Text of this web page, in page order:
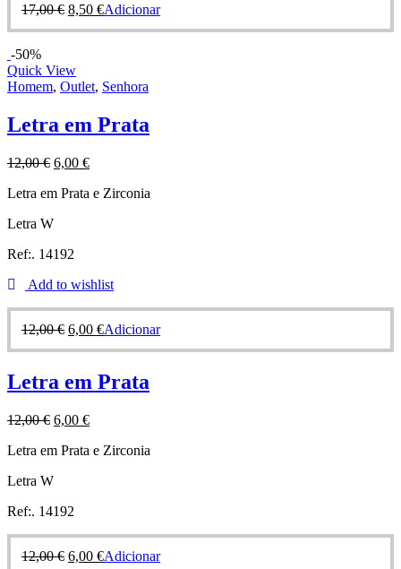
17,00€ 8,50 €Adicionar
-50%
Quick View
Homem, Outlet, Senhora
Letra em Prata
12,00€ 6,00 €
Letra em Prata e Zirconia
Letra W
Ref:. 14192
Add to wishlist
12,00€ 6,00 €Adicionar
Letra em Prata
12,00€ 6,00 €
Letra em Prata e Zirconia
Letra W
Ref:. 14192
12,00€ 6,00 €Adicionar